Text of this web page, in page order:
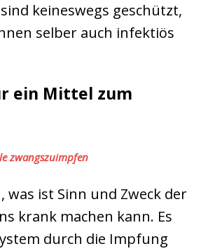
keineswegs geschützt,
selber auch infektiös
ein Mittel zum
zwangszuimpfen
ist Sinn und Zweck der
krank machen kann. Es
durch die Impfung